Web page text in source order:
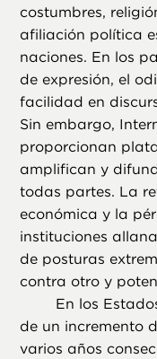
costumbres,
afiliación política
naciones. En los
de expresión, el
facilidad en
Sin embargo,
proporcionan
amplifican y
todas partes. La
económica y la
instituciones
de posturas
contra otro y
En los
de un incremento
varios años